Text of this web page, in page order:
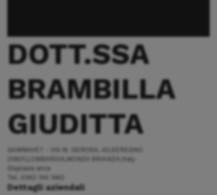
DOTT.SSA
BRAMBILLA
GIUDITTA
20831,LOMBARDIA,MONZA BRIANZA,Italy
Displasia anca
Tel. 0362 144 1462
Dettagli aziendali